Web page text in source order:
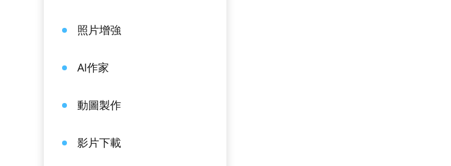
照片增強
AI作家
動圖製作
影片下載